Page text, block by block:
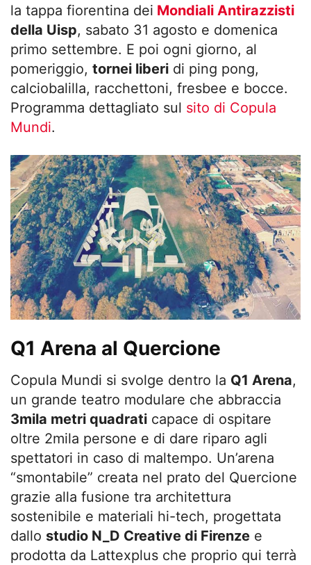
la tappa fiorentina dei Mondiali Antirazzisti
della Uisp, sabato 31 agosto e domenica
primo settembre. E poi ogni giorno, al
pomeriggio, tornei liberi di ping pong,
calciobalilla, racchettoni, fresbee e bocce.
Programma dettagliato sul sito di Copula
Mundi.
Q1 Arena al Quercione
Copula Mundi si svolge dentro la Q1 Arena,
un grande teatro modulare che abbraccia
3mila metri quadrati capace di ospitare
oltre 2mila persone e di dare riparo agli
spettatori in caso di maltempo. Un’arena
“smontabile” creata nel prato del Quercione
grazie alla fusione tra architettura
sostenibile e materiali hi-tech, progettata
dallo studio N_D Creative di Firenze e
prodotta da Lattexplus che proprio qui terrà